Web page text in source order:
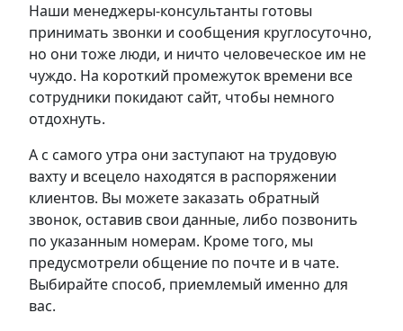
Наши менеджеры-консультанты готовы
принимать звонки и сообщения круглосуточно,
но они тоже люди, и ничто человеческое им не
чуждо. На короткий промежуток времени все
сотрудники покидают сайт, чтобы немного
отдохнуть.
А с самого утра они заступают на трудовую
вахту и всецело находятся в распоряжении
клиентов. Вы можете заказать обратный
звонок, оставив свои данные, либо позвонить
по указанным номерам. Кроме того, мы
предусмотрели общение по почте и в чате.
Выбирайте способ, приемлемый именно для
вас.